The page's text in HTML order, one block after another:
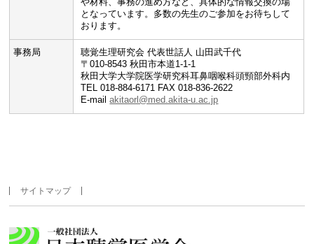
となっています。多数の先生のご参加をお待ちして
おります。
事務局
聴覚生理研究会 代表世話人 山田武千代
〒010-8543 秋田市本道1-1-1
秋田大学大学院医学研究科耳鼻咽喉科頭頸部外科内
TEL 018-884-6171 FAX 018-836-2622
E-mailakitaorl@med.akita-u.ac.jp
サイトマップ